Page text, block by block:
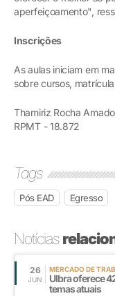
aperfeiçoamento",
Inscrições
As aulas iniciam em
sobre cursos,
Thamiriz Rocha Amado
RPMT - 18.872
Tags
Pós EAD Egresso
Notícias
26
JUN
MERCADO DE
Ulbra oferece
temas atuais